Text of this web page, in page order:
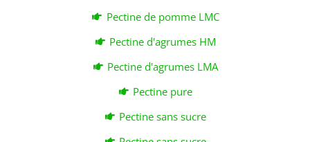
Pectine de pomme LMC
Pectine d'agrumes HM
Pectine d'agrumes LMA
Pectine pure
Pectine sans sucre